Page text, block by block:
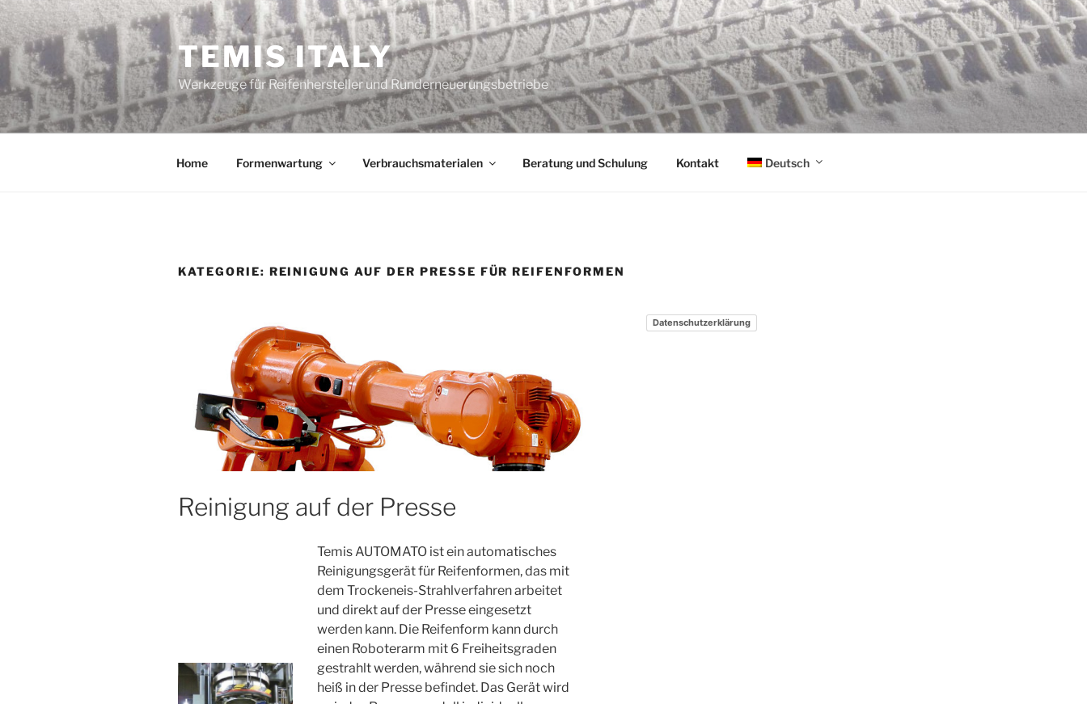
Zum
Inhalt
springen
TEMIS ITALY
Werkzeuge für Reifenhersteller und Runderneuerungsbetriebe
Home Formenwartung Verbrauchsmaterialen Beratung und Schulung Kontakt Deutsch
KATEGORIE: REINIGUNG AUF DER PRESSE FÜR REIFENFORMEN
Reinigung auf der Presse
Temis AUTOMATO ist ein automatisches
Reinigungsgerät für Reifenformen, das mit
dem Trockeneis-Strahlverfahren arbeitet
und direkt auf der Presse eingesetzt
werden kann. Die Reifenform kann durch
einen Roboterarm mit 6 Freiheitsgraden
gestrahlt werden, während sie sich noch
heiß in der Presse befindet. Das Gerät wird
Datenschutzerklärung